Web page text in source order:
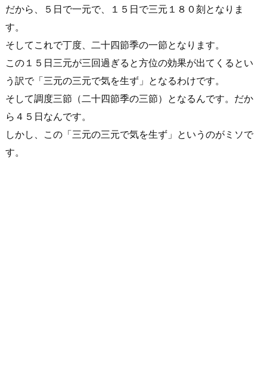
だから、５日で一元で、１５日で三元１８０刻となりま
す。
そしてこれで丁度、二十四節季の一節となります。
この１５日三元が三回過ぎると方位の効果が出てくるとい
う訳で「三元の三元で気を生ず」となるわけです。
そして調度三節（二十四節季の三節）となるんです。だか
ら４５日なんです。
しかし、この「三元の三元で気を生ず」というのがミソで
す。